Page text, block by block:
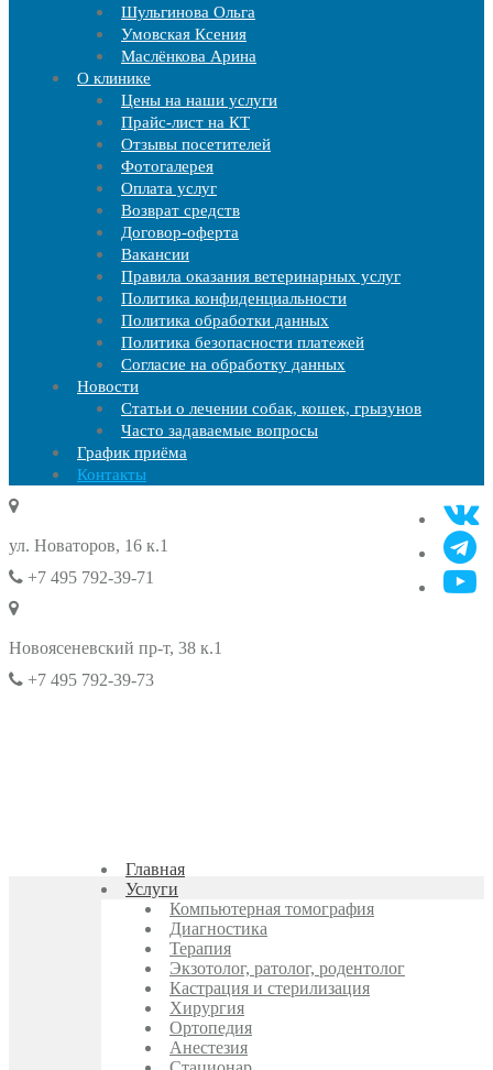
Шульгинова Ольга
Умовская Ксения
Маслёнкова Арина
О клинике
Цены на наши услуги
Прайс-лист на КТ
Отзывы посетителей
Фотогалерея
Оплата услуг
Возврат средств
Договор-оферта
Вакансии
Правила оказания ветеринарных услуг
Политика конфиденциальности
Политика обработки данных
Политика безопасности платежей
Согласие на обработку данных
Новости
Статьи о лечении собак, кошек, грызунов
Часто задаваемые вопросы
График приёма
Контакты
ул. Новаторов, 16 к.1
+7 495 792-39-71
Новоясеневский пр-т, 38 к.1
+7 495 792-39-73
Главная
Услуги
Компьютерная томография
Диагностика
Терапия
Экзотолог, ратолог, родентолог
Кастрация и стерилизация
Хирургия
Ортопедия
Анестезия